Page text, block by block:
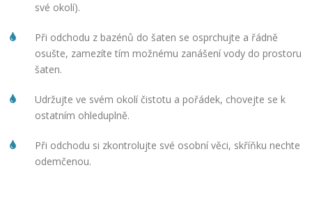
své okolí).
Při odchodu z bazénů do šaten se osprchujte a řádně
osušte, zamezíte tím možnému zanášení vody do prostoru
šaten.
Udržujte ve svém okolí čistotu a pořádek, chovejte se k
ostatním ohleduplně.
Při odchodu si zkontrolujte své osobní věci, skříňku nechte
odemčenou.